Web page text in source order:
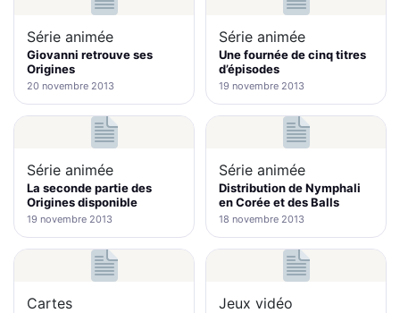
Série animée
Giovanni retrouve ses
Origines
20 novembre 2013
Série animée
Une fournée de cinq titres
d’épisodes
19 novembre 2013
Série animée
La seconde partie des
Origines disponible
19 novembre 2013
Série animée
Distribution de Nymphali
en Corée et des Balls
18 novembre 2013
Cartes Jeux vidéo